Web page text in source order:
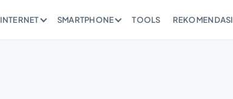
INTERNET SMARTPHONE TOOLS REKOMENDASI